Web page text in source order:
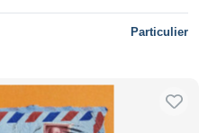
Particulier